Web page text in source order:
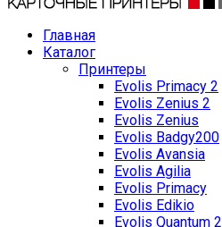
Главная
Каталог
Принтеры
Evolis Primacy 2
Evolis Zenius 2
Evolis Zenius
Evolis Badgy200
Evolis Avansia
Evolis Agilia
Evolis Primacy
Evolis Edikio
Evolis Quantum 2